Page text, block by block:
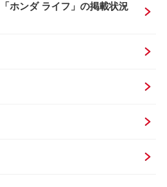
ホンダ ライフ」の掲載状況